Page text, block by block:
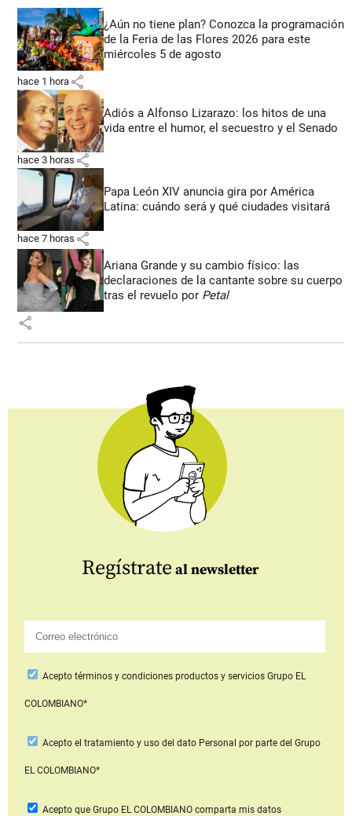
¿Aún no tiene plan? Conozca la programación
de la Feria de las Flores 2026 para este
miércoles 5 de agosto
hace 1 hora share
Adiós a Alfonso Lizarazo: los hitos de una
vida entre el humor, el secuestro y el Senado
hace 3 horas share
Papa León XIV anuncia gira por América
Latina: cuándo será y qué ciudades visitará
hace 7 horas share
Ariana Grande y su cambio físico: las
declaraciones de la cantante sobre su cuerpo
tras el revuelo por Petal
share
Regístrate al newsletter
Aceptotérminos y condiciones productos y serviciosGrupo EL
COLOMBIANO*
Acepto el tratamiento y uso del dato Personal por parte del Grupo
EL COLOMBIANO*
Acepto que Grupo EL COLOMBIANOcomparta mis datos